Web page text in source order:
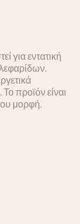
για εντατική
προϊόν είναι
μορφή.